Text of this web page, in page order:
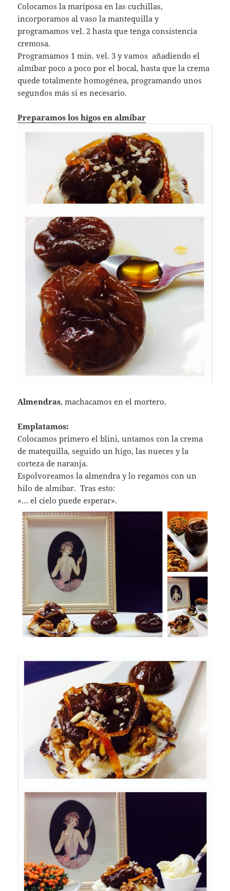
Colocamos la mariposa en las cuchillas,
incorporamos al vaso la mantequilla y
programamos vel. 2 hasta que tenga consistencia
cremosa.
Programamos 1 min. vel. 3 y vamos añadiendo el
almíbar poco a poco por el bocal, hasta que la crema
quede totalmente homogénea, programando unos
segundos más si es necesario.
Preparamos los higos en almíbar
Almendras, machacamos en el mortero.
Emplatamos:
Colocamos primero el blini, untamos con la crema
de matequilla, seguido un higo, las nueces y la
corteza de naranja.
Espolvoreamos la almendra y lo regamos con un
hilo de almíbar. Tras esto:
«… el cielo puede esperar».